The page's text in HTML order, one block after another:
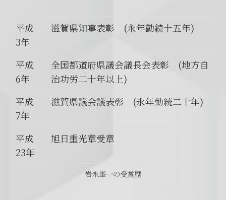
平成
3年
滋賀県知事表彰 (永年勤続十五年)
平成
6年
全国都道府県議会議長会表彰 (地方自
治功労二十年以上)
平成
7年
滋賀県議会議表彰 (永年勤続二十年)
平成
23年
旭日重光章受章
岩永峯一の受賞歴